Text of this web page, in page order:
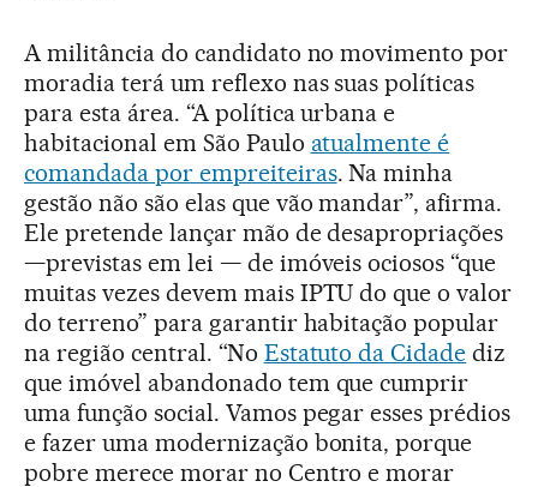
A militância do candidato no movimento por
moradia terá um reflexo nas suas políticas
para esta área. “A política urbana e
habitacional em São Paulo atualmente é
comandada por empreiteiras. Na minha
gestão não são elas que vão mandar”, afirma.
Ele pretende lançar mão de desapropriações
—previstas em lei — de imóveis ociosos “que
muitas vezes devem mais IPTU do que o valor
do terreno” para garantir habitação popular
na região central. “No Estatuto da Cidade diz
que imóvel abandonado tem que cumprir
uma função social. Vamos pegar esses prédios
e fazer uma modernização bonita, porque
pobre merece morar no Centro e morar